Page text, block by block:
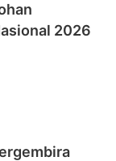
2026